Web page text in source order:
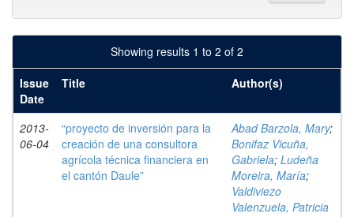
Showing results 1 to 2 of 2
Issue
Date
Title Author(s)
2013-
06-04
“proyecto de inversión para la
creación de una consultora
agrícola técnica financiera en
el cantón Daule”
Abad Barzola, Mary;
Bonifaz Vicuña,
Gabriela; Ludeña
Moreira, María;
Valdiviezo
Valenzuela, Patricia